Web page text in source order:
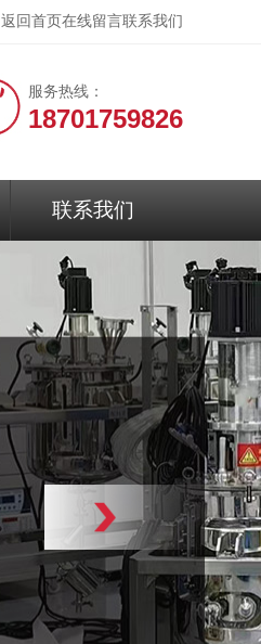
返回首页 在线留言联系我们
服务热线：
18701759826
联系我们